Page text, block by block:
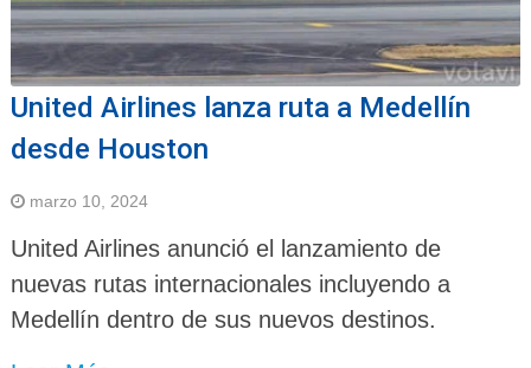
United Airlines lanza ruta a Medellín
desde Houston
marzo 10, 2024
United Airlines anunció el lanzamiento de
nuevas rutas internacionales incluyendo a
Medellín dentro de sus nuevos destinos.